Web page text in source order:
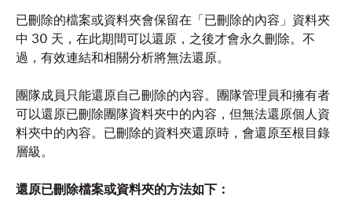
已刪除的檔案或資料夾會保留在「已刪除的內容」資料夾
中 30 天，在此期間可以還原，之後才會永久刪除。不
過，有效連結和相關分析將無法還原。
團隊成員只能還原自己刪除的內容。團隊管理員和擁有者
可以還原已刪除團隊資料夾中的內容，但無法還原個人資
料夾中的內容。已刪除的資料夾還原時，會還原至根目錄
層級。
還原已刪除檔案或資料夾的方法如下：